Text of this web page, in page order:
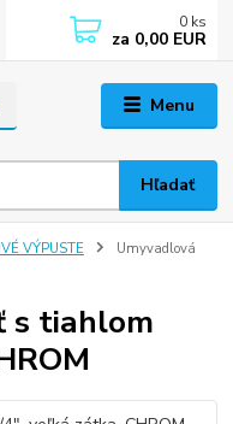
Menu
Hľadať
0 ks
za 0,00 EUR
VÝPUSTE
Umyvadlová
s tiahlom